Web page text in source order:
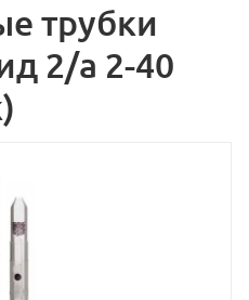
трубки
2/а 2-40